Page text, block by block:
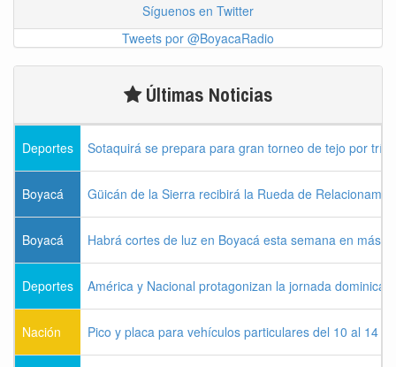
Síguenos en Twitter
Tweets por @BoyacaRadio
Últimas Noticias
Deportes Sotaquirá se prepara para gran torneo de tejo por tríos
Boyacá Güicán de la Sierra recibirá la Rueda de
Boyacá Habrá cortes de luz en Boyacá esta semana en más
Deportes América y Nacional protagonizan la jornada dominical
Nación Pico y placa para vehículos particulares del 10 al 14